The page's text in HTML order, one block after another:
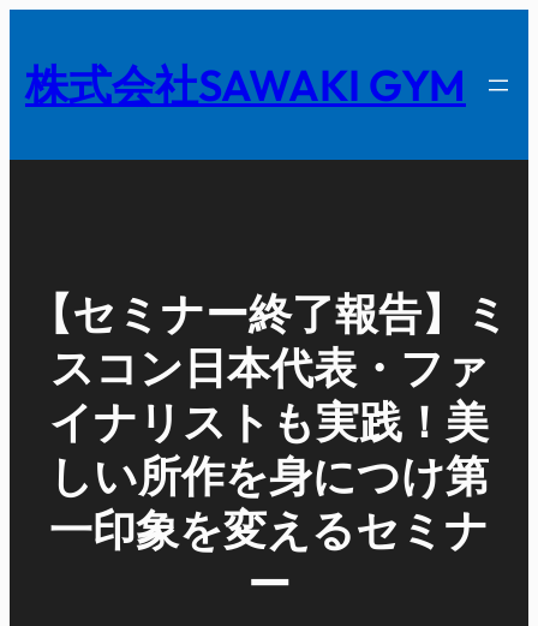
を
キ
株式会社SAWAKI GYM
【セミナー終了報告】ミ
スコン日本代表・ファ
イナリストも実践！美
しい所作を身につけ第
一印象を変えるセミナ
ー